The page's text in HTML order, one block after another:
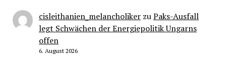
cisleithanien_melancholikerzuPaks-Ausfall
legt Schwächen der Energiepolitik Ungarns
offen
6. August 2026